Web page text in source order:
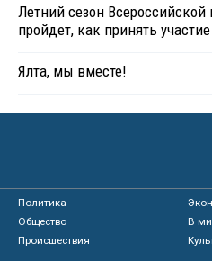
Летний сезон
пройдет, как принять участие
Ялта, мы вместе!
Политика
Общество
В
Происшествия